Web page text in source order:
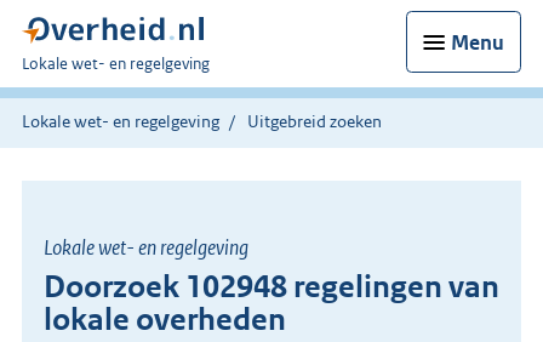
Menu
U
bent
hier:
Lokale wet- en regelgeving
Lokale wet- en regelgeving Uitgebreid zoeken
Doorzoek 102948 regelingen van
lokale overheden
Lokale wet- en regelgeving